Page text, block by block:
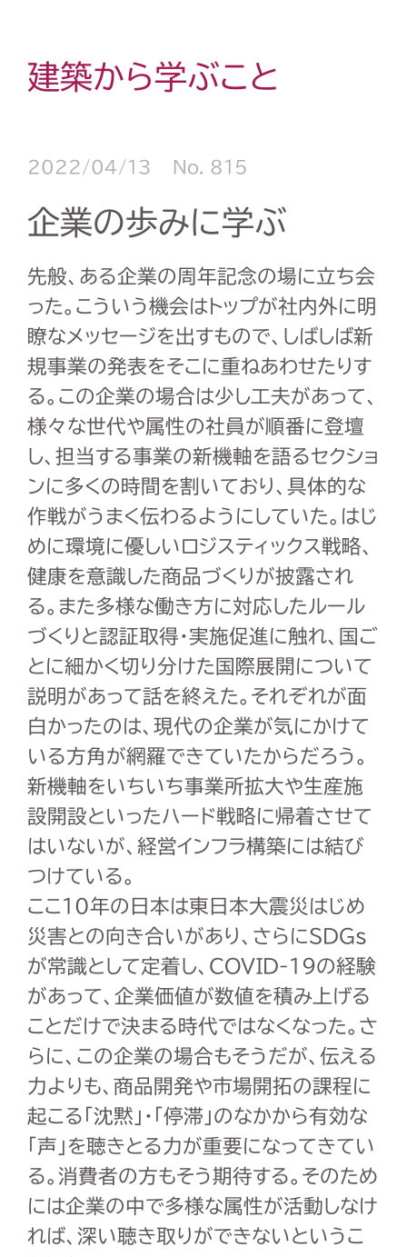
建築から学ぶこと
2022/04/13 No. 815
企業の歩みに学ぶ
先般、ある企業の周年記念の場に立ち会
った。こういう機会はトップが社内外に明
瞭なメッセージを出すもので、しばしば新
規事業の発表をそこに重ねあわせたりす
る。この企業の場合は少し工夫があって、
様々な世代や属性の社員が順番に登壇
し、担当する事業の新機軸を語るセクショ
ンに多くの時間を割いており、具体的な
作戦がうまく伝わるようにしていた。はじ
めに環境に優しいロジスティックス戦略、
健康を意識した商品づくりが披露され
る。また多様な働き方に対応したルール
づくりと認証取得・実施促進に触れ、国ご
とに細かく切り分けた国際展開について
説明があって話を終えた。それぞれが面
白かったのは、現代の企業が気にかけて
いる方角が網羅できていたからだろう。
新機軸をいちいち事業所拡大や生産施
設開設といったハード戦略に帰着させて
はいないが、経営インフラ構築には結び
つけている。
ここ 10年の日本は東日本大震災はじめ
災害との向き合いがあり、さらにSDGs
が常識として定着し、 COVID-19の経験
があって、企業価値が数値を積み上げる
ことだけで決まる時代ではなくなった。さ
らに、この企業の場合もそうだが、伝える
力よりも、商品開発や市場開拓の課程に
起こる「沈黙」・「停滞」のなかから有効な
「声」を聴きとる力が重要になってきてい
る。消費者の方もそう期待する。そのため
には企業の中で多様な属性が活動しなけ
れば、深い聴き取りができないというこ